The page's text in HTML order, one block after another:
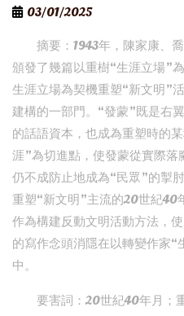
03/01/2025
摘要：1943年，陳家康、
頒發了幾篇以重樹“生涯立場”
生涯立場為契機重塑“新文明”
建構的一部門。“發蒙”既是右
的話語資本，也成為重塑時的
涯”為切進點，使發蒙從實際
仍不成防止地成為“民眾”的掣
重塑“新文明”主流的20世紀40
作為構建反動文明活動方法，
的寫作念頭消隱在以轉變作家
中。
要害詞：20世紀40年月；